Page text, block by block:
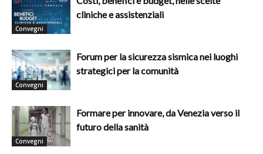
Convegni
cliniche e assistenziali
Convegni
Forum per la sicurezza sismica nei luoghi
strategici per la comunità
Convegni
Formare per innovare, da Venezia verso il
futuro della sanità